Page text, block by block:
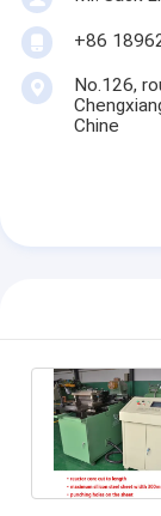
+86
No.126,
Chine